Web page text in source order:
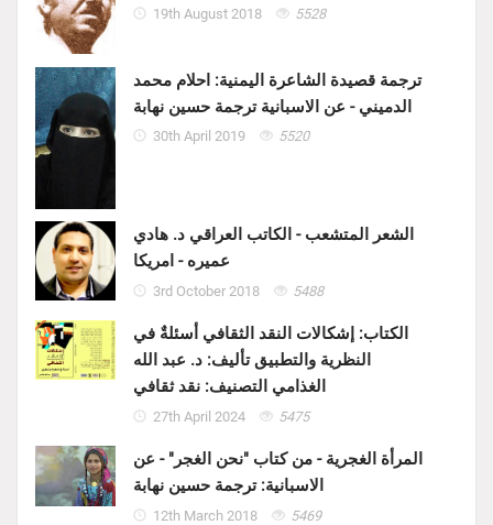
19th August 2018 5528
ترجمة قصيدة الشاعرة اليمنية: احلام محمد
الدميني - عن الاسبانية ترجمة حسين نهابة
30th April 2019 5520
الشعر المتشعب - الكاتب العراقي د. هادي
عميره - امريكا
3rd October 2018 5488
الكتاب: إشكالات النقد الثقافي أسئلةٌ في
النظرية والتطبيق تأليف: د. عبد الله
الغذامي التصنيف: نقد ثقافي
27th April 2024 5475
المرأة الغجرية - من كتاب "نحن الغجر" - عن
الاسبانية: ترجمة حسين نهابة
12th March 2018 5469